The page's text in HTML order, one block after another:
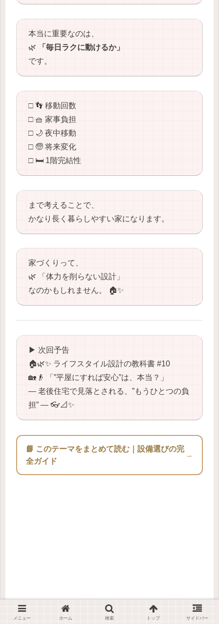
本当に重要なのは、
🌿
「毎日ラクに動けるか」
です。
□ 👣 移動回数
□ 🧺 家事負担
□ 🌙 夜中移動
□ 🧓 将来変化
□ 🛏️ 1階完結性
まで考えることで、
かなり長く暮らしやすい家になります。
家づくりって、
🌿 「体力を削らない設計」
なのかもしれません。 🏠✨
▶ 次回予告
🏠🌿✨ ライフスタイル設計の教科書 #10
🏡👴 「”平屋にすれば安心”は、本当？」
― 老後住宅で見落とされる、”もうひとつの負
担” ― 👓📐✨
📘 このテーマをまとめて読む｜設備選びの完
全ガイド
→
メニュー ホーム 検索 トップ サイドバー